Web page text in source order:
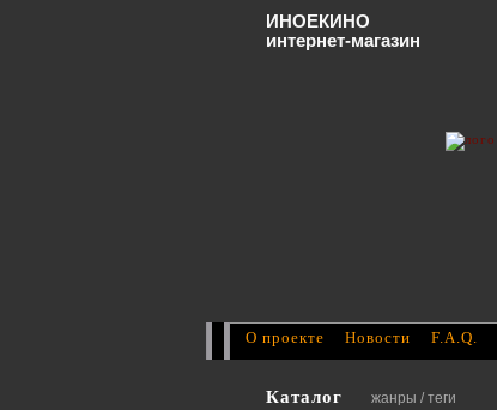
Каталог жанры / теги
О проекте Новости F.A.Q.
ИНОЕКИНО
интернет-магазин